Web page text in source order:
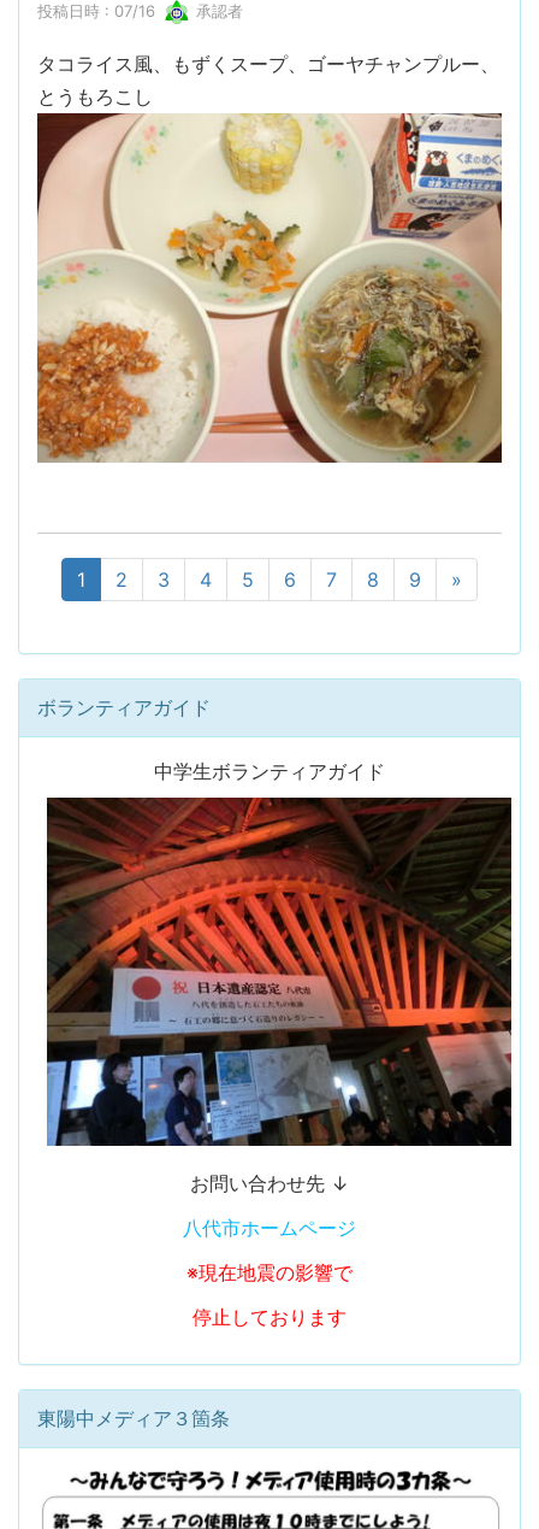
投稿日時 : 07/16 承認者
タコライス風、もずくスープ、ゴーヤチャンプルー、
とうもろこし
1 2 3 4 5 6 7 8 9 »
ボランティアガイド
中学生ボランティアガイド
お問い合わせ先 ↓
八代市ホームページ
※現在地震の影響で
停止しております
東陽中メディア３箇条